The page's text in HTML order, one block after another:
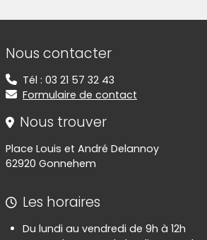
Informations de contact
Nous contacter
Tél : 03 21 57 32 43
Formulaire de contact
Nous trouver
Place Louis et André Delannoy
62920 Gonnehem
Les horaires
Du lundi au vendredi de 9h à 12h